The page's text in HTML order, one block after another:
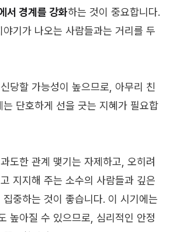
서 경계를 강화하는 것이 중요합니다.
기가 나오는 사람들과는 거리를 두
당할 가능성이 높으므로, 아무리 친
단호하게 선을 긋는 지혜가 필요합
도한 관계 맺기는 자제하고, 오히려
지지해 주는 소수의 사람들과 깊은
중하는 것이 좋습니다. 이 시기에는
높아질 수 있으므로, 심리적인 안정